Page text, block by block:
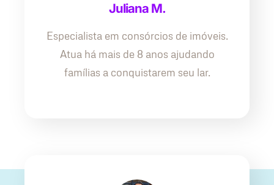
Juliana M.
Especialista em consórcios de imóveis.
Atua há mais de 8 anos ajudando
famílias a conquistarem seu lar.